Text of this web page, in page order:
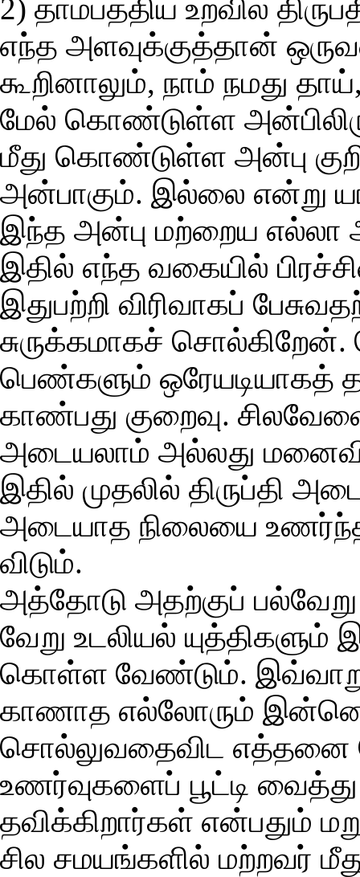
2) தாம்பத்திய உறவில்
எந்த அளவுக்குத்தான்
கூறினாலும், நாம் நமது
மேல் கொண்டுள்ள
மீது கொண்டுள்ள அன்பு
அன்பாகும். இல்லை என்று
இந்த அன்பு மற்றைய எல்லா
இதில் எந்த வகையில்
இதுபற்றி விரிவாகப்
சுருக்கமாகச்
பெண்களும் ஒரேயடியாகத்
காண்பது குறைவு.
அடையலாம் அல்லது மனைவி
இதில் முதலில் திருப்தி
அடையாத நிலையை
விடும்.
அத்தோடு அதற்குப் பல்வேறு
வேறு உடலியல்
கொள்ள வேண்டும். இவ்வாறு
காணாத எல்லோரும்
சொல்லுவதைவிட எத்தனை
உணர்வுகளைப் பூட்டி
தவிக்கிறார்கள் என்பதும்
சில சமயங்களில் மற்றவர்